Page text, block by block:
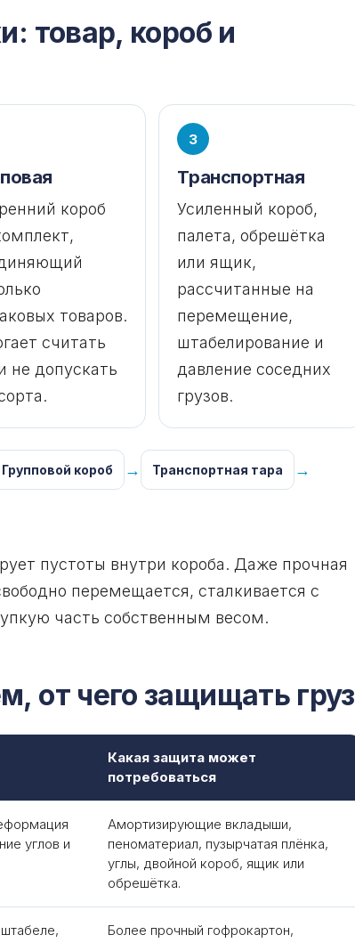
товар, короб и
короб
товаров.
считать
не допускать
3
Транспортная
Усиленный короб,
палета, обрешётка
или ящик,
рассчитанные на
перемещение,
штабелирование и
давление соседних
грузов.
Групповой короб → Транспортная тара →
пустоты внутри короба. Даже прочная
перемещается, сталкивается с
часть собственным весом.
от чего защищать груз
Какая защита может
потребоваться
углов и
Амортизирующие вкладыши,
пеноматериал, пузырчатая плёнка,
углы, двойной короб, ящик или
обрешётка.
Более прочный гофрокартон,